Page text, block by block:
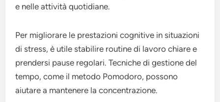
e nelle attività quotidiane.
Per migliorare le prestazioni cognitive in situazioni
di stress, è utile stabilire routine di lavoro chiare e
prendersi pause regolari. Tecniche di gestione del
tempo, come il metodo Pomodoro, possono
aiutare a mantenere la concentrazione.